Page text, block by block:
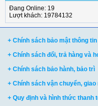
Đang Online: 19
Lượt khách: 19784132
+ Chính sách bảo mật thông
+ Chính sách đổi, trả hàng và
+ Chính sách bảo hành, bảo trì
+ Chính sách vận chuyển, giao
+ Quy định và hình thức thanh